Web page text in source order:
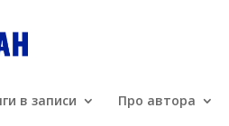
в записи Про автора